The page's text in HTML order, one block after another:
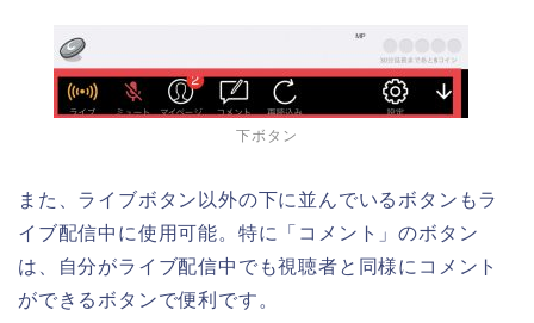
下ボタン
また、ライブボタン以外の下に並んでいるボタンもラ
イブ配信中に使用可能。特に「コメント」のボタン
は、自分がライブ配信中でも視聴者と同様にコメント
ができるボタンで便利です。